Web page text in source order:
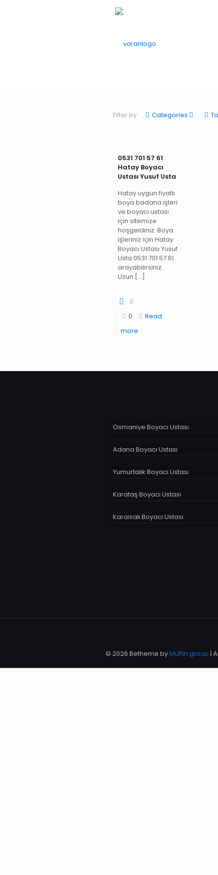
Filter by Categories
0531 701 57 61
Hatay Boyacı
Ustası Yusuf Usta
Hatay uygun fiyatlı
boya badana işleri
ve boyacı ustası
için sitemize
hoşgeldiniz. Boya
işleriniz için Hatay
Boyacı Ustası Yusuf
Usta 0531 701 57 61
arayabilirsiniz.
Uzun […]
0
0
Read
more
Osmaniye Boyacı Ustası
Adana Boyacı Ustası
Yumurtalık Boyacı Ustası
Karataş Boyacı Ustası
Karaisalı Boyacı Ustası
© 2026 Betheme byMuffin group |